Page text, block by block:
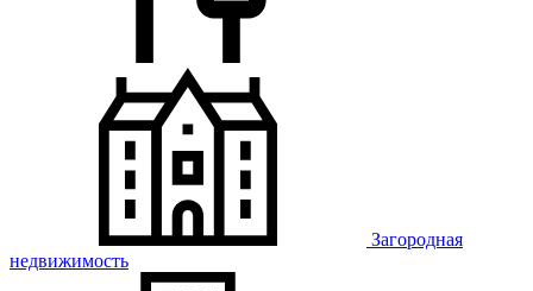
Загородная
недвижимость